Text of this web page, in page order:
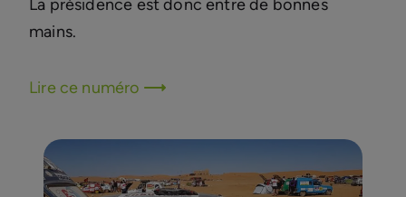
La présidence est donc entre de bonnes
mains.
Lire ce numéro